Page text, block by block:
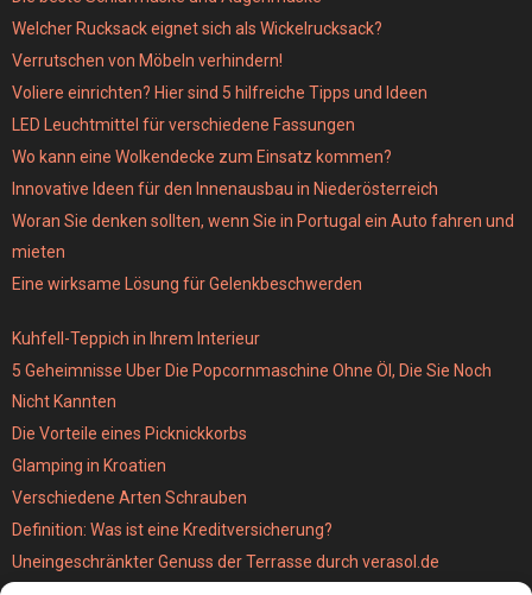
Welcher Rucksack eignet sich als Wickelrucksack?
Verrutschen von Möbeln verhindern!
Voliere einrichten? Hier sind 5 hilfreiche Tipps und Ideen
LED Leuchtmittel für verschiedene Fassungen
Wo kann eine Wolkendecke zum Einsatz kommen?
Innovative Ideen für den Innenausbau in Niederösterreich
Woran Sie denken sollten, wenn Sie in Portugal ein Auto fahren und
mieten
Eine wirksame Lösung für Gelenkbeschwerden
Kuhfell-Teppich in Ihrem Interieur
5 Geheimnisse Uber Die Popcornmaschine Ohne Öl, Die Sie Noch
Nicht Kannten
Die Vorteile eines Picknickkorbs
Glamping in Kroatien
Verschiedene Arten Schrauben
Definition: Was ist eine Kreditversicherung?
Uneingeschränkter Genuss der Terrasse durch verasol.de